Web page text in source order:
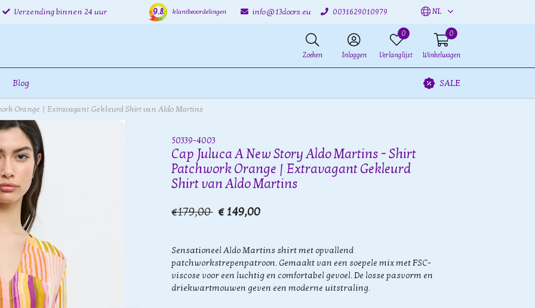
Verzending binnen 24 uur 9.8 klantbeoordelingen info@13doors.eu 0031629010979 NL
Zoeken Inloggen
0
Verlanglijst
0
Winkelwagen
Blog SALE
Orange | Extravagant Gekleurd Shirt van Aldo Martins
50339-4003
Cap Juluca A New Story Aldo Martins - Shirt
Patchwork Orange | Extravagant Gekleurd
Shirt van Aldo Martins
€179,00 € 149,00
Sensationeel Aldo Martins shirt met opvallend
patchworkstrepenpatroon. Gemaakt van een soepele mix met FSC-
viscose voor een luchtig en comfortabel gevoel. De losse pasvorm en
driekwartmouwen geven een moderne uitstraling.